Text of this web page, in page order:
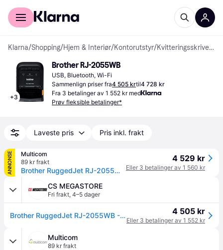
For kunder
Klarna/Shopping/Hjem & Interiør/Kontorutstyr/ Kvitteringsskrivere
+3
Brother RJ-2055WB
USB, Bluetooth, Wi-Fi
Sammenlign priser fra4 505 krtil4 728 kr
Fra 3 betalinger av 1 552 kr med
Prøv fleksible betalinger*
Laveste pris Pris inkl. frakt
ANNONSE
Multicom
89 kr frakt
Brother RuggedJet RJ-2055WB - kvitteringsskriver - S/H - direktetermisk (RJ2055WBXX1)
4 529 kr
Eller 3 betalinger av 1 560 kr
CS MEGASTORE
Fri frakt, 4–5 dager
Brother RuggedJet RJ-2055WB - Kvitteringsskriver - direktetermisk - Rull (5,7 cm) - 203 dpi - inntil 101.6 mm/sek - USB 2.0, Wi-Fi(n), NFC, Bluetooth 4.2 4 505 kr
Eller 3 betalinger av 1 552 kr
Multicom
89 kr frakt